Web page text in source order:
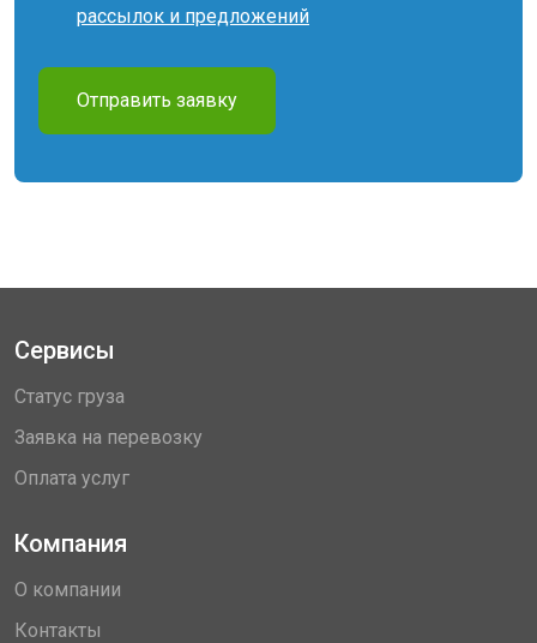
рассылок и предложений
Отправить заявку
Сервисы
Статус груза
Заявка на перевозку
Оплата услуг
Компания
О компании
Контакты